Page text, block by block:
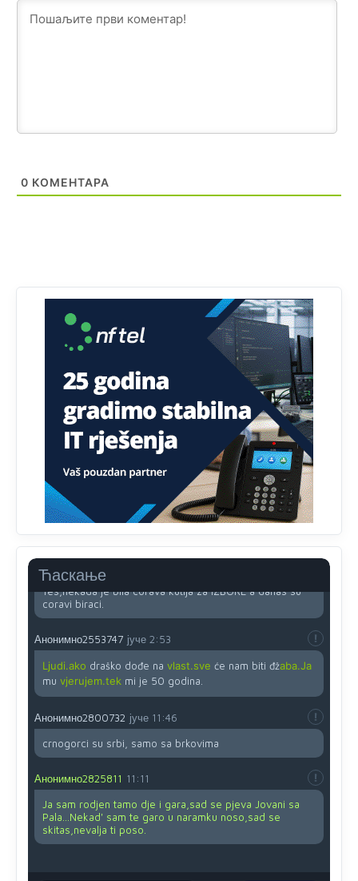
0 КОМЕНТАРА
Ћаскање
Prema zvaničnim podacima Agencije za statistiku BiH, u
Najveći dio populacije starije od 65 godina uopšte ne
koristi internet, niti ima pristup računarima
Анонимно2818605 јуче 11:45
Uvođenje pravila da se umjesto dosadašnjeg znaka "X"
(krstića) kružić ispred kandidata mora u potpunosti
obojiti (popuniti) uvedeno je isključivo zbog tehničkih
zahtjeva optičkih skenera.
Анонимно2818605 јуче 11:45
Ovo pravilo jeste unijelo opravdan strah, posebno kada
su u pitanju starije osobe, osobe sa slabijim vidom ili
Yes,nekada je bila corava kutija za IZBORE a danas su
coravi biraci.
Анонимно2553747 јуче 2:53
Ljudi.ako draško dođe na vlast.sve će nam biti đžaba.Ja
mu vjerujem.tek mi je 50 godina.
Анонимно2800732 јуче 11:46
crnogorci su srbi, samo sa brkovima
Анонимно2825811 11:11
Ja sam rodjen tamo dje i gara,sad se pjeva Jovani sa
Pala...Nekad' sam te garo u naramku noso,sad se
skitas,nevalja ti poso.